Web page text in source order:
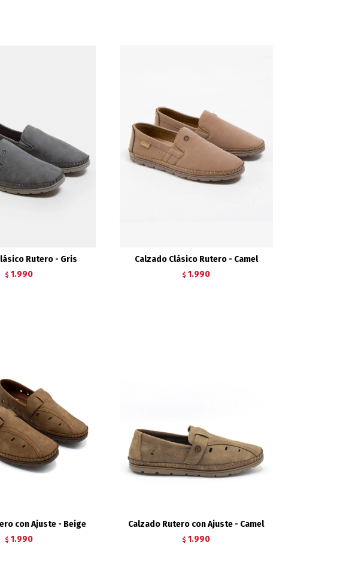
Rutero - Gris
$ 1.990
Calzado Clásico Rutero - Camel
$ 1.990
con Ajuste - Beige
$ 1.990
Calzado Rutero con Ajuste - Camel
$ 1.990